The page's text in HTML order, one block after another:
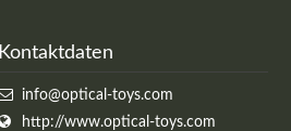
Kontaktdaten
info@optical-toys.com
http://www.optical-toys.com